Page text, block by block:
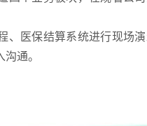
、医保结算系统进行现场
通。